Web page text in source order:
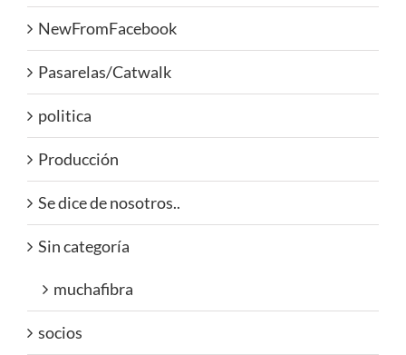
NewFromFacebook
Pasarelas/Catwalk
politica
Producción
Se dice de nosotros..
Sin categoría
muchafibra
socios